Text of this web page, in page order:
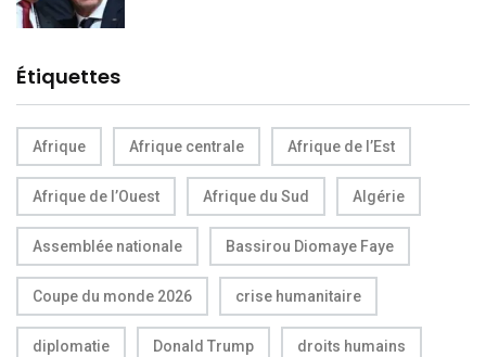
Étiquettes
Afrique Afrique centrale Afrique de l’Est
Afrique de l’Ouest Afrique du Sud Algérie
Assemblée nationale Bassirou Diomaye Faye
Coupe du monde 2026 crise humanitaire
diplomatie Donald Trump droits humains